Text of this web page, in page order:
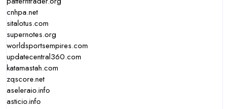
cnhpa.net
sitalotus.com
supernotes.org
worldsportsempires.com
updatecentral360.com
katamastah.com
zqscore.net
aseleraio.info
asticio.info